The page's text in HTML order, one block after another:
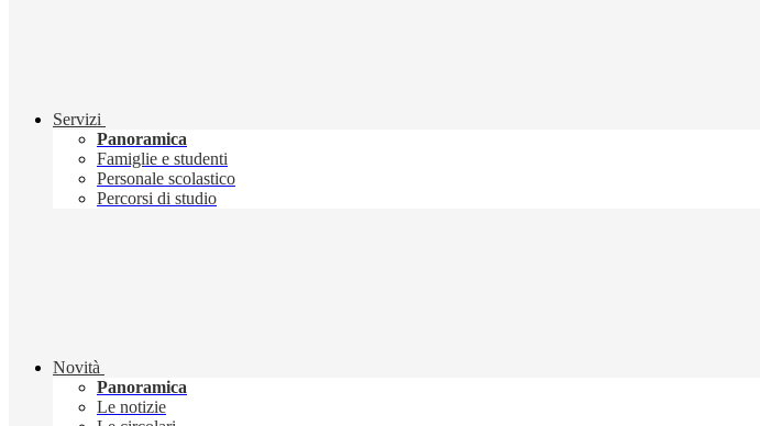
Servizi
Panoramica
Famiglie e studenti
Personale scolastico
Percorsi di studio
Novità
Panoramica
Le notizie